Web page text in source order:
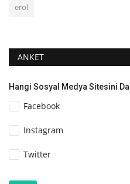
erol
ANKET
Hangi Sosyal Medya Sitesini
Facebook
Instagram
Twitter